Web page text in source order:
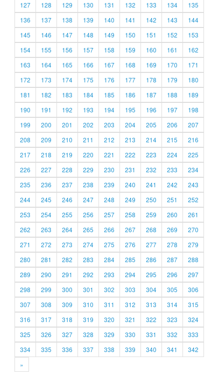
127
128 129 130 131 132 133 134
135
136
137 138 139 140 141 142 143
144
145
146 147 148 149 150 151 152
153
154
155 156 157 158 159 160 161
162
163
164 165 166 167 168 169 170
171
172
173 174 175 176 177 178 179
180
181
182 183 184 185 186 187 188
189
190
191 192 193 194 195 196 197
198
199
200 201 202 203 204 205 206
207
208
209 210 211 212 213 214 215
216
217
218 219 220 221 222 223 224
225
226
227 228 229 230 231 232 233
234
235
236 237 238 239 240 241 242
243
244
245 246 247 248 249 250 251
252
253
254 255 256 257 258 259 260
261
262
263 264 265 266 267 268 269
270
271
272 273 274 275 276 277 278
279
280
281 282 283 284 285 286 287
288
289
290 291 292 293 294 295 296
297
298
299 300 301 302 303 304 305
306
307
308 309 310 311 312 313 314
315
316
317 318 319 320 321 322 323
324
325
326 327 328 329 330 331 332
333
334
335 336 337 338 339 340 341
342
»